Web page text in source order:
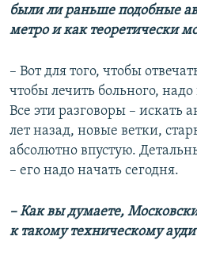
были ли раньше подобные
метро и как теоретически
– Вот для того, чтобы
чтобы лечить больного,
Все эти разговоры – искать
лет назад, новые ветки,
абсолютно впустую.
– его надо начать сегодня.
– Как вы думаете,
к такому техническому